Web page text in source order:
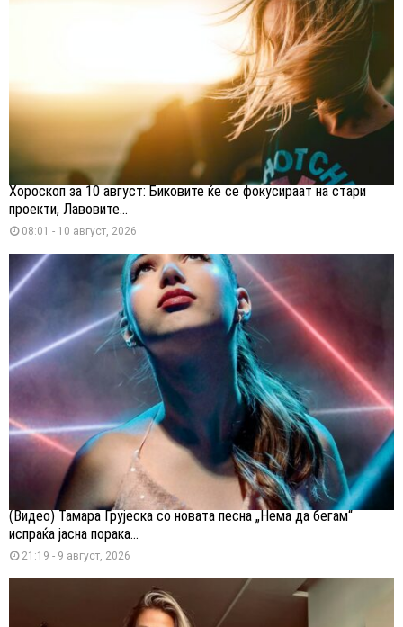
Хороскоп за 10 август: Биковите ќе се фокусираат на стари
проекти, Лавовите...
08:01 - 10 август, 2026
(Видео) Тамара Грујеска со новата песна „Нема да бегам“
испраќа јасна порака...
21:19 - 9 август, 2026